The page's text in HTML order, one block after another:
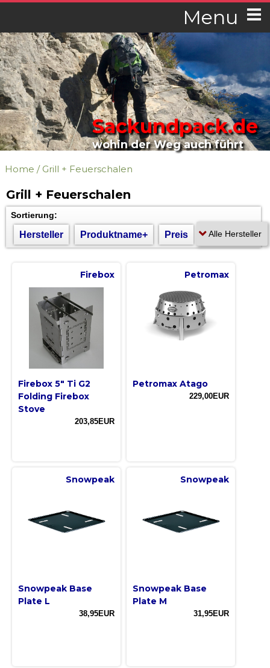
Menu
Sackundpack.de
wohin der Weg auch führt
Home / Grill + Feuerschalen
Grill + Feuerschalen
Sortierung:
Hersteller Produktname+ Preis
Firebox
Firebox 5" Ti G2
Folding Firebox
Stove
203,85EUR
Petromax
Petromax Atago
229,00EUR
Snowpeak
Snowpeak Base
Plate L
38,95EUR
Snowpeak
Snowpeak Base
Plate M
31,95EUR